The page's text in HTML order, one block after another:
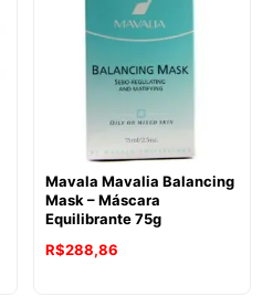
Mavala Mavalia Balancing
Mask – Máscara
Equilibrante 75g
R$288,86